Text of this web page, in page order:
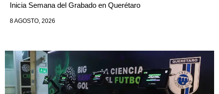
Inicia Semana del Grabado en Querétaro
8 AGOSTO, 2026